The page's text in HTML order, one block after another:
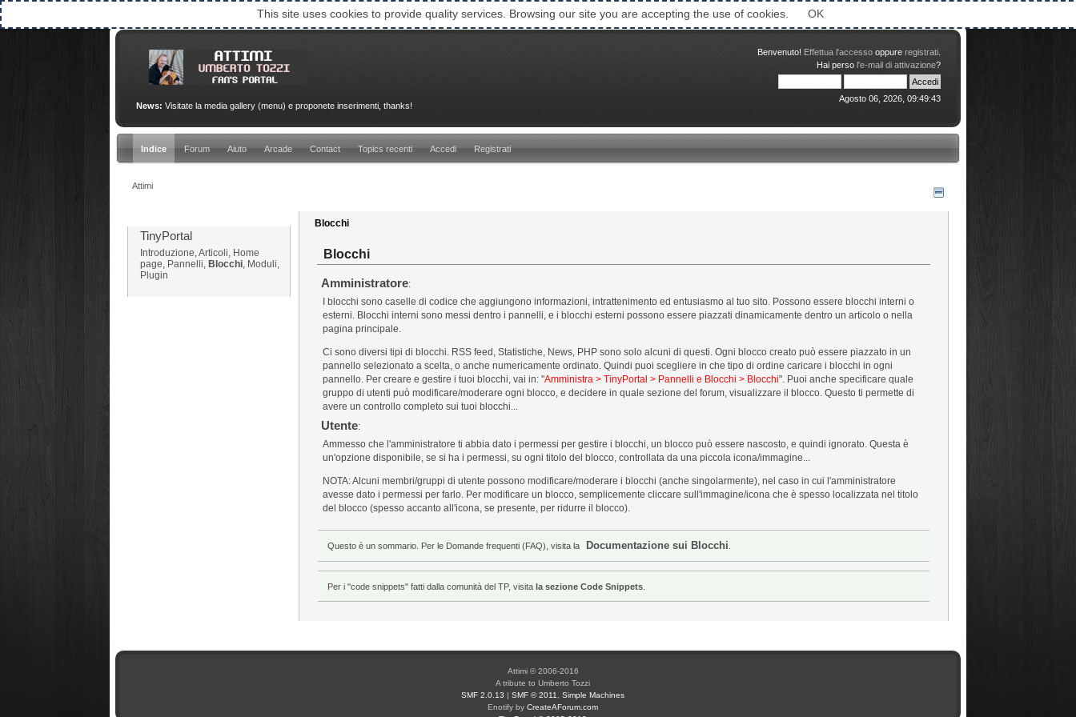
Benvenuto! Effettua l'accesso oppure registrati
Hai perso l'e-mail di attivazione?
Agosto 06, 2026, 09:49:43
News: Visitate la media gallery (menu) e proponete inserimenti, thanks!
Indice Forum Aiuto Arcade Contact Topics recenti Accedi Registrati
Attimi
TinyPortal
Introduzione,Articoli, Home
page, Pannelli, Blocchi, Moduli,
Plugin
Blocchi
Blocchi
Amministratore:
I blocchi sono caselle di codice che aggiungono informazioni, intrattenimento ed entusiasmo al tuo sito. Possono essere blocchi interni o
esterni. Blocchi interni sono messi dentro i pannelli, e i blocchi esterni possono essere piazzati dinamicamente dentro un articolo o nella
pagina principale.
Ci sono diversi tipi di blocchi. RSS feed, Statistiche, News, PHP sono solo alcuni di questi. Ogni blocco creato può essere piazzato in un
pannello selezionato a scelta, o anche numericamente ordinato. Quindi puoi scegliere in che tipo di ordine caricare i blocchi in ogni
pannello. Per creare e gestire i tuoi blocchi, vai in: "Amministra > TinyPortal > Pannelli e Blocchi > Blocchi". Puoi anche specificare quale
gruppo di utenti può modificare/moderare ogni blocco, e decidere in quale sezione del forum, visualizzare il blocco. Questo ti permette di
avere un controllo completo sui tuoi blocchi...
Utente:
Ammesso che l'amministratore ti abbia dato i permessi per gestire i blocchi, un blocco può essere nascosto, e quindi ignorato. Questa è
un'opzione disponibile, se si ha i permessi, su ogni titolo del blocco, controllata da una piccola icona/immagine...
NOTA: Alcuni membri/gruppi di utente possono modificare/moderare i blocchi (anche singolarmente), nel caso in cui l'amministratore
avesse dato i permessi per farlo. Per modificare un blocco, semplicemente cliccare sull'immagine/icona che è spesso localizzata nel titolo
del blocco (spesso accanto all'icona, se presente, per ridurre il blocco).
Questo è un sommario. Per le Domande frequenti (FAQ), visita la Documentazione sui Blocchi
Per i "code snippets" fatti dalla comunità del TP, visitala sezione Code Snippets
Attimi © 2006-2016
A tribute to Umberto Tozzi
SMF 2.0.13 | SMF © 2011, Simple Machines
Enotify by CreateAForum.com
This site uses cookies to provide quality services. Browsing our site you are accepting the use of cookies. OK